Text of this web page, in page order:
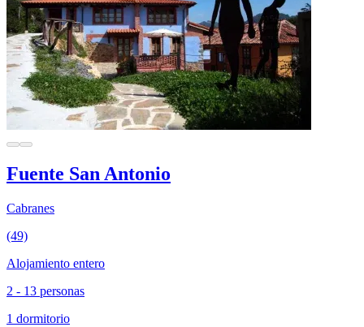
Fuente San Antonio
Cabranes
(49)
Alojamiento entero
2 - 13 personas
1 dormitorio